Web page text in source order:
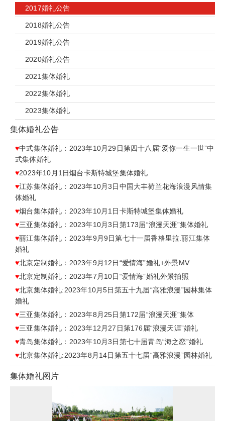
2017婚礼公告
2018婚礼公告
2019婚礼公告
2020婚礼公告
2021集体婚礼
2022集体婚礼
2023集体婚礼
集体婚礼公告
♥中式集体婚礼：2023年10月29日第四十八届“爱你一生一世”中
式集体婚礼
♥2023年10月1日烟台卡斯特城堡集体婚礼
♥江苏集体婚礼：2023年10月3日中国大丰荷兰花海浪漫风情集
体婚礼
♥烟台集体婚礼：2023年10月1日卡斯特城堡集体婚礼
♥三亚集体婚礼：2023年10月3日第173届“浪漫天涯”集体婚礼
♥丽江集体婚礼：2023年9月9日第七十一届香格里拉.丽江集体
婚礼
♥北京定制婚礼：2023年9月12日“爱情海”婚礼+外景MV
♥北京定制婚礼：2023年7月10日“爱情海”婚礼外景拍照
♥北京集体婚礼:2023年10月5日第五十九届“高雅浪漫”园林集体
婚礼
♥三亚集体婚礼：2023年8月25日第172届“浪漫天涯”集体
♥三亚集体婚礼：2023年12月27日第176届“浪漫天涯”婚礼
♥青岛集体婚礼：2023年10月3日第七十届青岛“海之恋”婚礼
♥北京集体婚礼:2023年8月14日第五十七届“高雅浪漫”园林婚礼
集体婚礼图片